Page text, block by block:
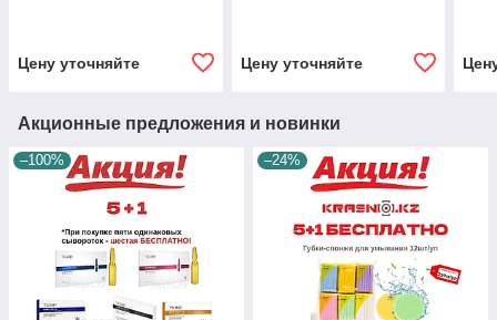
Цену уточняйте Цену уточняйте
Акционные предложения и новинки
–100% –24%